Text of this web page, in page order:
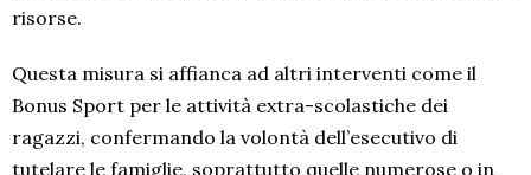
risorse.
Questa misura si affianca ad altri interventi come il
Bonus Sport per le attività extra-scolastiche dei
ragazzi, confermando la volontà dell’esecutivo di
tutelare le famiglie, soprattutto quelle numerose o in